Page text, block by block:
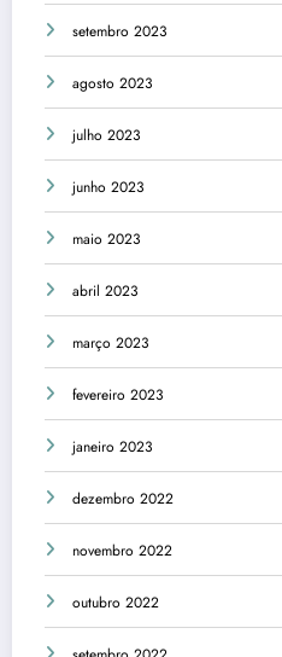
setembro 2023
agosto 2023
julho 2023
junho 2023
maio 2023
abril 2023
março 2023
fevereiro 2023
janeiro 2023
dezembro 2022
novembro 2022
outubro 2022